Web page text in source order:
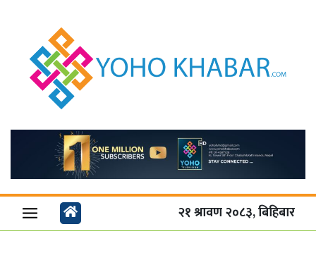
२१ श्रावण २०८३, बिहिबार